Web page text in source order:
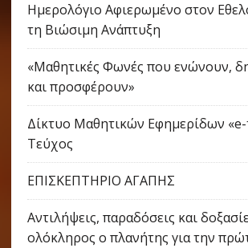
Ημερολόγιο Αφιερωμένο στον
τη Βιώσιμη Ανάπτυξη
«Μαθητικές Φωνές που ενώνουν,
και προσφέρουν»
Δίκτυο Μαθητικών Εφημερίδων
Τεύχος
ΕΠΙΣΚΕΠΤΗΡΙΟ ΑΓΑΠΗΣ
Αντιλήψεις, παραδόσεις και
ολόκληρος ο πλανήτης για την